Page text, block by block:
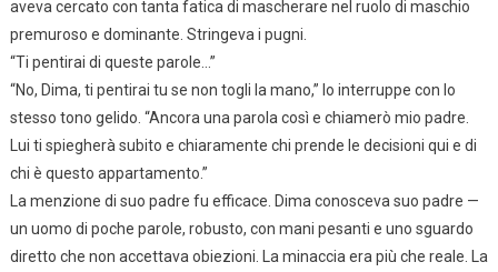
aveva cercato con tanta fatica di mascherare nel ruolo di maschio
premuroso e dominante. Stringeva i pugni.
“Ti pentirai di queste parole…”
“No, Dima, ti pentirai tu se non togli la mano,” lo interruppe con lo
stesso tono gelido. “Ancora una parola così e chiamerò mio padre.
Lui ti spiegherà subito e chiaramente chi prende le decisioni qui e di
chi è questo appartamento.”
La menzione di suo padre fu efficace. Dima conosceva suo padre —
un uomo di poche parole, robusto, con mani pesanti e uno sguardo
diretto che non accettava obiezioni. La minaccia era più che reale. La